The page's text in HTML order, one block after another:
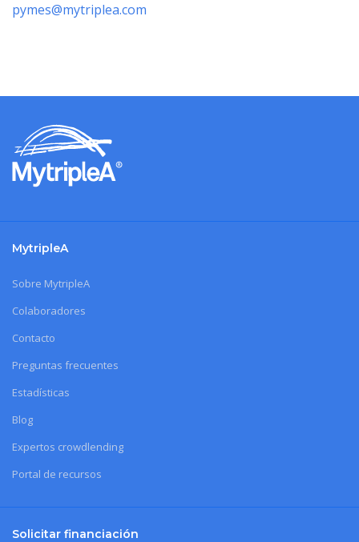
pymes@mytriplea.com
MytripleA
Sobre MytripleA
Colaboradores
Contacto
Preguntas frecuentes
Estadísticas
Blog
Expertos crowdlending
Portal de recursos
Solicitar financiación